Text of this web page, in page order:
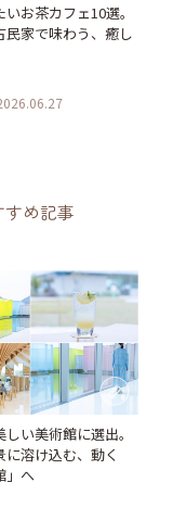
お茶カフェ10選。
民家で味わう、癒し
すめ記事
い美術館に選出。
溶け込む、動く
」へ